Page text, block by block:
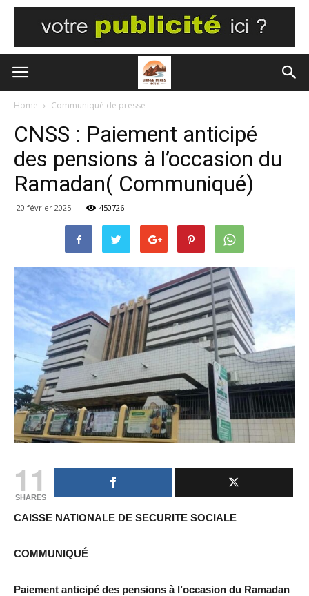
Home Communiqué de presse
CNSS : Paiement anticipé
des pensions à l’occasion du
Ramadan( Communiqué)
20 février 2025 450726
11
SHARES
CAISSE NATIONALE DE SECURITE SOCIALE
COMMUNIQUÉ
Paiement anticipé des pensions à l’occasion du Ramadan